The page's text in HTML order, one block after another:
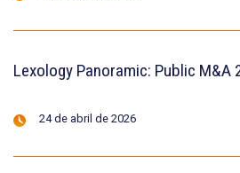
Lexology Panoramic: Public M&A
24 de abril de 2026